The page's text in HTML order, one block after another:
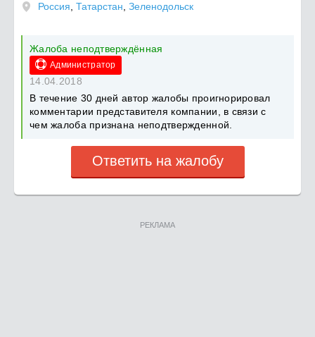
Россия Татарстан Зеленодольск
Жалоба неподтверждённая
Администратор
14.04.2018
В течение 30 дней автор жалобы проигнорировал
комментарии представителя компании, в связи с
чем жалоба признана неподтвержденной.
Ответить на жалобу
РЕКЛАМА